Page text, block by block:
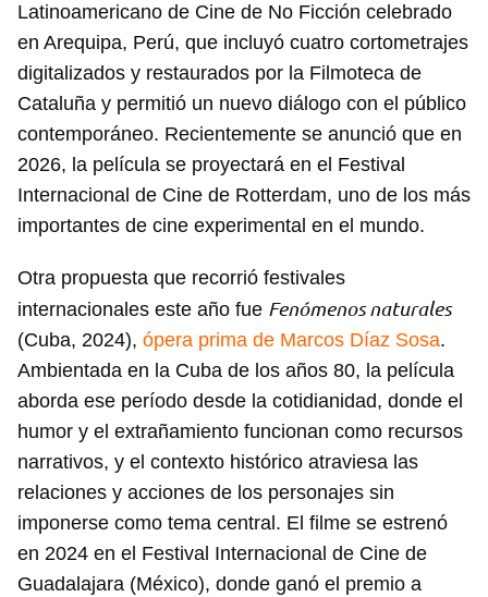
Latinoamericano de Cine de No Ficción celebrado
en Arequipa, Perú, que incluyó cuatro cortometrajes
digitalizados y restaurados por la Filmoteca de
Cataluña y permitió un nuevo diálogo con el público
contemporáneo. Recientemente se anunció que en
2026, la película se proyectará en el Festival
Internacional de Cine de Rotterdam, uno de los más
importantes de cine experimental en el mundo.
Otra propuesta que recorrió festivales
internacionales este año fue Fenómenos naturales
(Cuba, 2024), ópera prima de Marcos Díaz Sosa.
Ambientada en la Cuba de los años 80, la película
aborda ese período desde la cotidianidad, donde el
humor y el extrañamiento funcionan como recursos
narrativos, y el contexto histórico atraviesa las
relaciones y acciones de los personajes sin
imponerse como tema central. El filme se estrenó
en 2024 en el Festival Internacional de Cine de
Guadalajara (México), donde ganó el premio a